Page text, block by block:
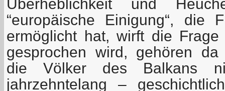
Überheblichkeit und
“europäische Einigung“, die
ermöglicht hat, wirft die
gesprochen wird, gehören
die Völker des Balkans
jahrzehntelang –